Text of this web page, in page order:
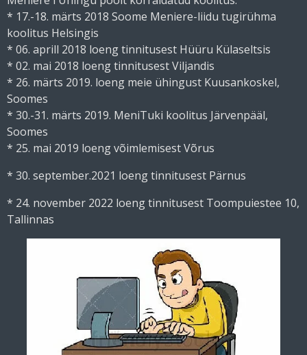
* 17.-18. märts 2018 Soome Meniere-liidu tugirühma
koolitus Helsingis
* 06. aprill 2018 loeng tinnitusest Hüüru Külaseltsis
* 02. mai 2018 loeng tinnitusest Viljandis
* 26. märts 2019. loeng meie ühingust Kuusankoskel,
Soomes
* 30.-31. märts 2019. MeniTuki koolitus Järvenpääl,
Soomes
* 25. mai 2019 loeng võimlemisest Võrus
* 30. september.2021 loeng tinnitusest Pärnus
* 24. november 2022 loeng tinnitusest Toompuiestee 10,
Tallinnas